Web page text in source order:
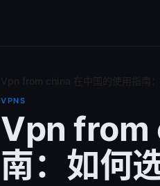
VPNS
Vpn from
南：如何